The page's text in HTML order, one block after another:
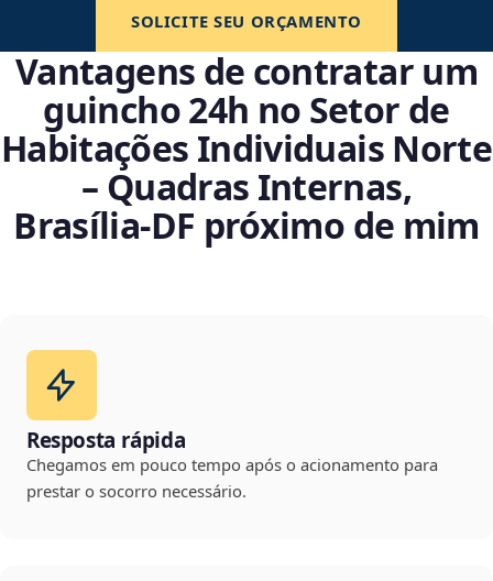
SOLICITE SEU ORÇAMENTO
Vantagens de contratar um
guincho 24h no Setor de
Habitações Individuais Norte
– Quadras Internas,
Brasília‑DF próximo de mim
Resposta rápida
Chegamos em pouco tempo após o acionamento para
prestar o socorro necessário.